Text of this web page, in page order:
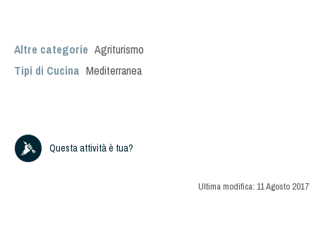
Altre categorie Agriturismo
Tipi di Cucina Mediterranea
Questa attività è tua?
Ultima modifica: 11 Agosto 2017